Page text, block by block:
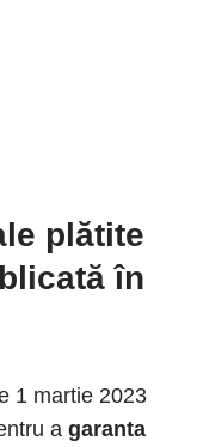
plătite
în
1 martie 2023
a garanta